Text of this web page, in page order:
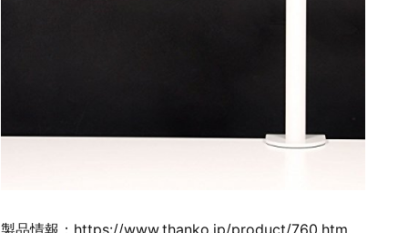
製品情報：https://www.thanko.jp/product/760.htm